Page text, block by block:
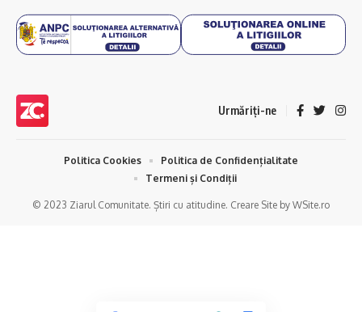
Urmăriți-ne
© 2023 Ziarul Comunitate. Știri cu atitudine. Creare Site by WSite.ro
Politica Cookies
Politica de Confidențialitate
Termeni și Condiții